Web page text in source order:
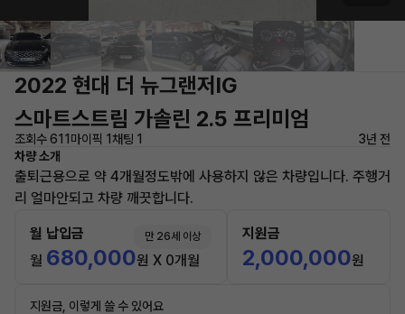
2022 현대 더 뉴그랜저IG
스마트스트림 가솔린 2.5 프리미엄
조회수 611 마이픽 1채팅 1
3년 전
차량 소개
출퇴근용으로 약 4개월정도밖에 사용하지 않은 차량입니다. 주행거
리 얼마안되고 차량 깨끗합니다.
월 납입금 만 26세 이상
월 680,000원 X 0개월
지원금
2,000,000원
지원금, 이렇게 쓸 수 있어요